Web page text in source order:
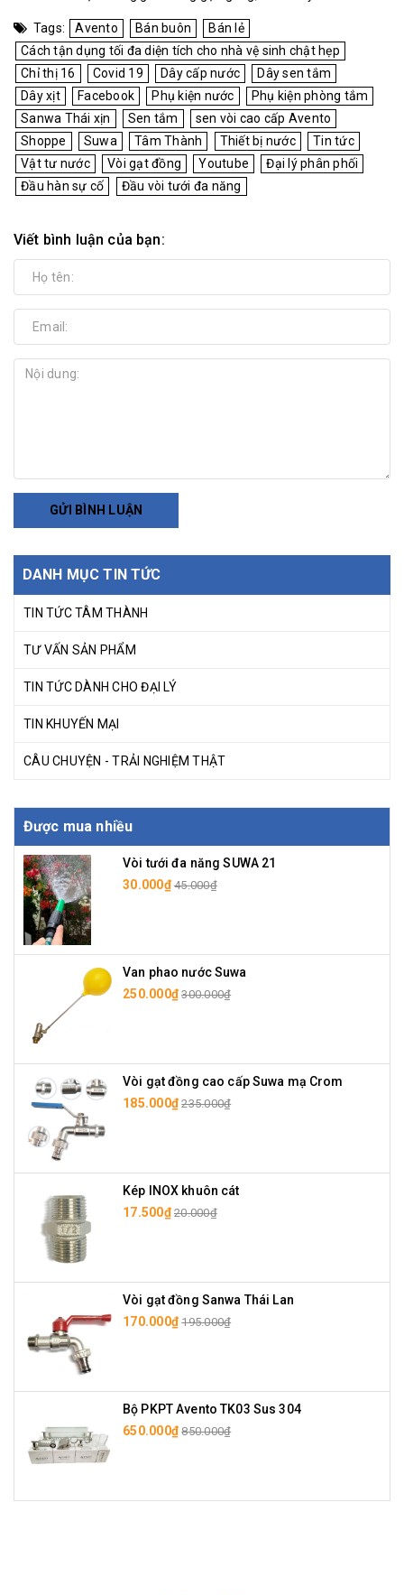
Tags: Avento Bán buôn
Bán lẻ
Cách tận dụng tối đa diện tích cho nhà vệ sinh chật hẹp
Chỉ thị 16
Covid 19 Dây cấp nước
Dây sen tắm
Dây xịt
Facebook Phụ kiện nước
Phụ kiện phòng tắm
Sanwa Thái xịn
Sen tắm
sen vòi cao cấp Avento
Shoppe
Suwa Tâm Thành Thiết bị nước
Tin tức
Vật tư nước
Vòi gạt đồng Youtube
Đại lý phân phối
Đầu hàn sự cố
Đầu vòi tưới đa năng
Viết bình luận của bạn:
GỬI BÌNH LUẬN
DANH MỤC TIN TỨC
TIN TỨC TÂM THÀNH
TƯ VẤN SẢN PHẨM
TIN TỨC DÀNH CHO ĐẠI LÝ
TIN KHUYẾN MẠI
CÂU CHUYỆN - TRẢI NGHIỆM THẬT
Được mua nhiều
Vòi tưới đa năng SUWA 21
30.000₫ 45.000₫
Van phao nước Suwa
250.000₫ 300.000₫
Vòi gạt đồng cao cấp Suwa mạ Crom
185.000₫ 235.000₫
Kép INOX khuôn cát
17.500₫ 20.000₫
Vòi gạt đồng Sanwa Thái Lan
170.000₫ 195.000₫
Bộ PKPT Avento TK03 Sus 304
650.000₫ 850.000₫